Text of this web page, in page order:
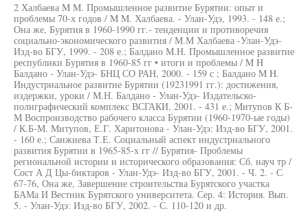
2 Халбаева M M. Промышленное развитие Бурятии: опыт и
проблемы 70-х годов / M M. Халбаева. - Улан-Удэ, 1993. - 148 е.;
Она же, Бурятия в 1960-1990 гг.- тенденции и противоречия
социально-экономического развития / М.М Халбаева -Улан-Удэ-
Изд-во БГУ, 1999. - 208 е.; Балдано М.Н. Промышленное развитие
республики Бурятия в 1960-85 гг • итоги и проблемы / M H
Балдано - Улан-Удэ- БНЦ СО РАН, 2000. - 159 с ; Балдано M H.
Индустриальное развитие Бурятии (19231991 гг.): достижения,
издержки, уроки / М.Н. Балдано - Улан-Удэ- Издательско-
полиграфический комплекс ВСГАКИ, 2001. - 431 е.; Митупов К Б-
М Воспроизводство рабочего класса Бурятии (1960-1970-ые годы)
/ К.Б-М. Митупов, Е.Г. Харитонова - Улан-Удэ: Изд-во БГУ, 2001.
- 160 е.; Санжиева Т.Е. Социальный аспект индустриального
развития Бурятии в 1965-85-х гг // Бурятия- Проблемы
региональной истории и исторического образования: Сб. науч тр /
Сост А Д Цы-биктаров - Улан-Удэ- Изд-во БГУ, 2001. - Ч. 2. - С
67-76, Она же, Завершение строительства Бурятского участка
БАМа И Вестник Бурятского университета. Сер. 4: История. Вып.
5. - Улан-Удэ: Изд-во БГУ, 2002. - С. 110-120 и др.